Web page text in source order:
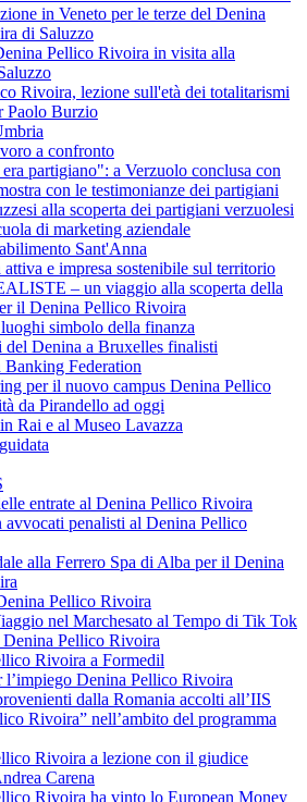
in Veneto per le terze del Denina
di Saluzzo
Pellico Rivoira in visita alla
Rivoira, lezione sull'età dei totalitarismi
Paolo Burzio
a confronto
partigiano": a Verzuolo conclusa con
con le testimonianze dei partigiani
alla scoperta dei partigiani verzuolesi
di marketing aziendale
Sant'Anna
attiva e impresa sostenibile sul territorio
– un viaggio alla scoperta della
il Denina Pellico Rivoira
simbolo della finanza
del Denina a Bruxelles finalisti
Banking Federation
per il nuovo campus Denina Pellico
da Pirandello ad oggi
Rai e al Museo Lavazza
entrate al Denina Pellico Rivoira
avvocati penalisti al Denina Pellico
alla Ferrero Spa di Alba per il Denina
Pellico Rivoira
nel Marchesato al Tempo di Tik Tok
Denina Pellico Rivoira
Rivoira a Formedil
l’impiego Denina Pellico Rivoira
dalla Romania accolti all’IIS
Rivoira” nell’ambito del programma
Rivoira a lezione con il giudice
Carena
Rivoira ha vinto lo European Money